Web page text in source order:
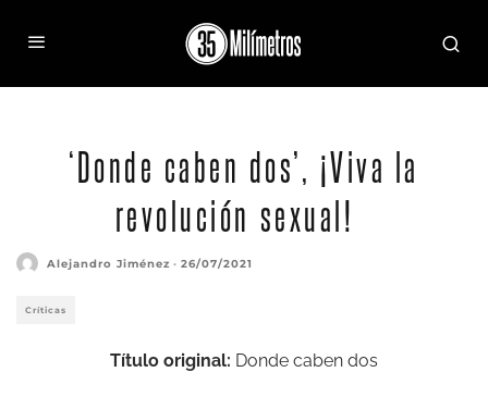
‘Donde caben dos’, ¡Viva la
revolución sexual!
Alejandro Jiménez · 26/07/2021
Críticas
Título original: Donde caben dos